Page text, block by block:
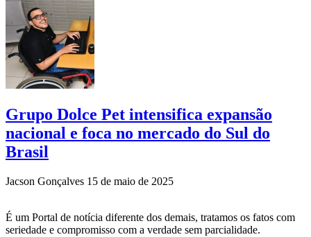
Grupo Dolce Pet intensifica expansão
nacional e foca no mercado do Sul do
Brasil
Jacson Gonçalves 15 de maio de 2025
É um Portal de notícia diferente dos demais, tratamos os fatos com
seriedade e compromisso com a verdade sem parcialidade.